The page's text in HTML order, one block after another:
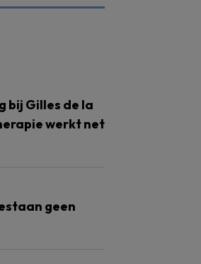
bij Gilles de la
werkt net
geen